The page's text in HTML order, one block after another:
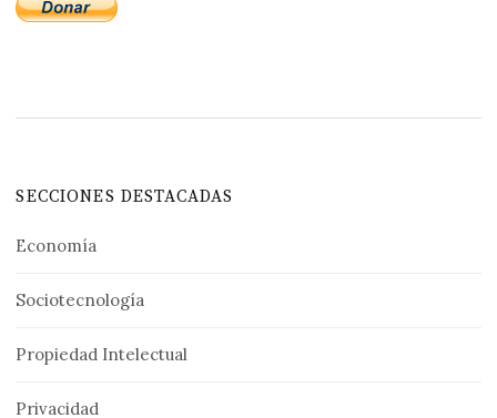
SECCIONES DESTACADAS
Economía
Sociotecnología
Propiedad Intelectual
Privacidad